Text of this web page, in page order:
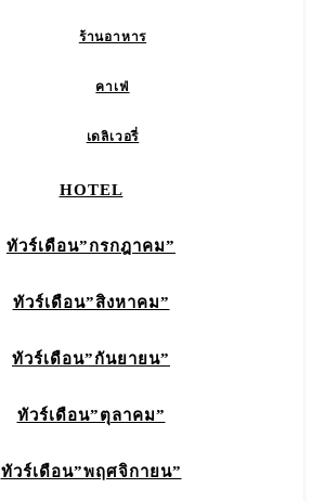
ร้านอาหาร
คาเฟ่
เดลิเวอรี่
HOTEL
ทัวร์เดือน”กรกฎาคม”
ทัวร์เดือน”สิงหาคม”
ทัวร์เดือน”กันยายน”
ทัวร์เดือน”ตุลาคม”
ทัวร์เดือน”พฤศจิกายน”